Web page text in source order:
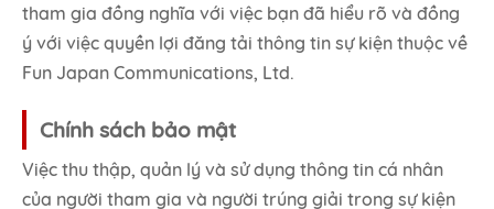
tham gia đồng nghĩa với việc bạn đã hiểu rõ và đồng
ý với việc quyền lợi đăng tải thông tin sự kiện thuộc về
Fun Japan Communications, Ltd.
Chính sách bảo mật
Việc thu thập, quản lý và sử dụng thông tin cá nhân
của người tham gia và người trúng giải trong sự kiện